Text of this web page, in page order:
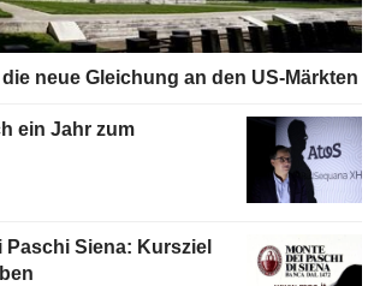
neue Gleichung an den US-Märkten
ein Jahr zum
Paschi Siena: Kursziel